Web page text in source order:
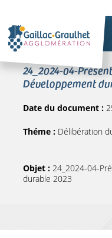
24_2024-04-
Développement
Date du document :
Théme : Délibération
Objet : 24_2024-04-
durable 2023